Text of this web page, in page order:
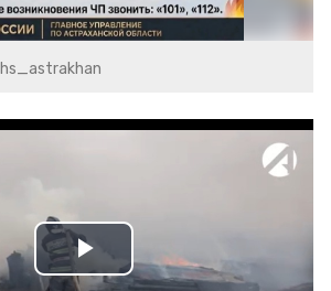
Play